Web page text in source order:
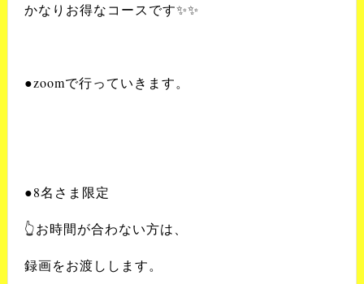
かなりお得なコースです✨✨
●zoomで行っていきます。
●8名さま限定
👆お時間が合わない方は、
録画をお渡しします。